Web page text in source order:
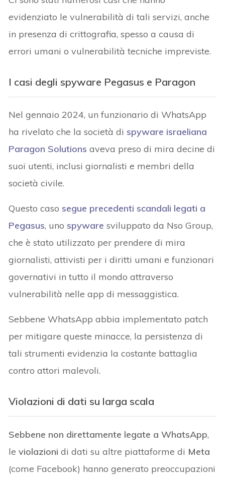
evidenziato le vulnerabilità di tali servizi, anche
in presenza di crittografia, spesso a causa di
errori umani o vulnerabilità tecniche impreviste.
I casi degli spyware Pegasus e Paragon
Nel gennaio 2024, un funzionario di WhatsApp
ha rivelato che la società di spyware israeliana
Paragon Solutions aveva preso di mira decine di
suoi utenti, inclusi giornalisti e membri della
società civile.
Questo caso segue precedenti scandali legati a
Pegasus, uno spyware sviluppato da Nso Group,
che è stato utilizzato per prendere di mira
giornalisti, attivisti per i diritti umani e funzionari
governativi in tutto il mondo attraverso
vulnerabilità nelle app di messaggistica.
Sebbene WhatsApp abbia implementato patch
per mitigare queste minacce, la persistenza di
tali strumenti evidenzia la costante battaglia
contro attori malevoli.
Violazioni di dati su larga scala
Sebbene non direttamente legate a WhatsApp,
leviolazioni di dati su altre piattaforme di Meta
(come Facebook) hanno generato preoccupazioni